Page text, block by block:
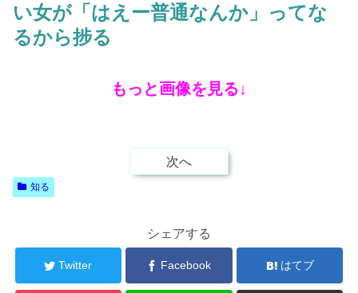
い女が「はえー普通なんか」ってな
るから捗る
もっと画像を見る↓
次へ
知る
シェアする
Twitter Facebook はてブ